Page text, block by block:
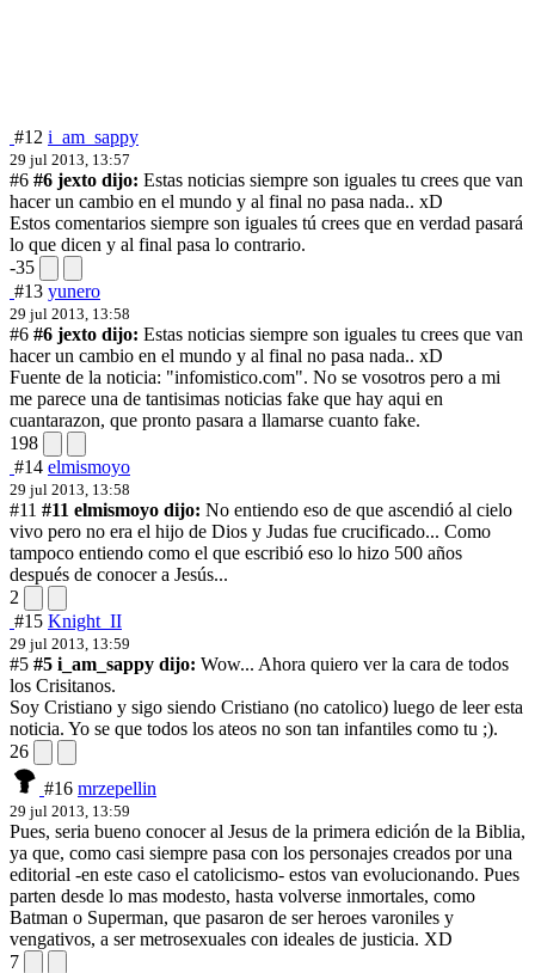
#12 i_am_sappy
29 jul 2013, 13:57
#6 #6 jexto dijo: Estas noticias siempre son iguales tu crees que van
hacer un cambio en el mundo y al final no pasa nada.. xD
Estos comentarios siempre son iguales tú crees que en verdad pasará
lo que dicen y al final pasa lo contrario.
-35
#13 yunero
29 jul 2013, 13:58
#6 #6 jexto dijo: Estas noticias siempre son iguales tu crees que van
hacer un cambio en el mundo y al final no pasa nada.. xD
Fuente de la noticia: "infomistico.com". No se vosotros pero a mi
me parece una de tantisimas noticias fake que hay aqui en
cuantarazon, que pronto pasara a llamarse cuanto fake.
198
#14 elmismoyo
29 jul 2013, 13:58
#11 #11 elmismoyo dijo: No entiendo eso de que ascendió al cielo
vivo pero no era el hijo de Dios y Judas fue crucificado... Como
tampoco entiendo como el que escribió eso lo hizo 500 años
después de conocer a Jesús...
2
#15 Knight_II
29 jul 2013, 13:59
#5 #5 i_am_sappy dijo: Wow... Ahora quiero ver la cara de todos
los Crisitanos.
Soy Cristiano y sigo siendo Cristiano (no catolico) luego de leer esta
noticia. Yo se que todos los ateos no son tan infantiles como tu ;).
26
#16 mrzepellin
29 jul 2013, 13:59
Pues, seria bueno conocer al Jesus de la primera edición de la Biblia,
ya que, como casi siempre pasa con los personajes creados por una
editorial -en este caso el catolicismo- estos van evolucionando. Pues
parten desde lo mas modesto, hasta volverse inmortales, como
Batman o Superman, que pasaron de ser heroes varoniles y
vengativos, a ser metrosexuales con ideales de justicia. XD
7